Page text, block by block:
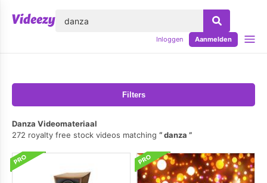
Inloggen Aanmelden
Filters
Danza Videomateriaal
272 royalty free stock videos matching
danza